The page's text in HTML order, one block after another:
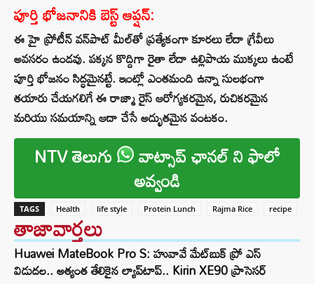
పూర్తి భోజనానికి బెస్ట్ ఆప్షన్:
ఈ హై ప్రోటీన్ వన్‌పాట్ మీల్‌తో ప్రత్యేకంగా కూరలు లేదా గ్రేవీలు
అవసరం ఉండవు. పక్కన కొద్దిగా రైతా లేదా ఉల్లిపాయ ముక్కలు ఉంటే
పూర్తి భోజనం సిద్ధమైనట్టే. ఇంట్లో ఎంతమంది ఉన్నా సులభంగా
తయారు చేయగలిగే ఈ రాజ్మా రైస్ ఆరోగ్యకరమైన, రుచికరమైన
మరియు సమయాన్ని ఆదా చేసే అద్భుతమైన వంటకం.
NTV తెలుగు వాట్సాప్ ఛానల్ ని ఫాలో
అవ్వండి
TAGS Health life style Protein Lunch Rajma Rice recipe
తాజావార్తలు
Huawei MateBook Pro S: హువావే మేట్‌బుక్ ప్రో ఎస్
విడుదల.. అత్యంత తేలికైన ల్యాప్‌టాప్.. Kirin XE90 ప్రాసెసర్